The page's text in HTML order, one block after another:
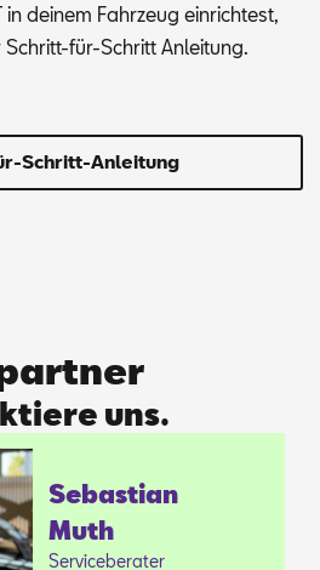
in dei­nem Fahr­zeug ein­rich­test,
für-Schritt An­lei­tung.
Schritt-Anleitung
uns.
Se­bas­ti­an
Muth
Ser­vice­be­ra­ter